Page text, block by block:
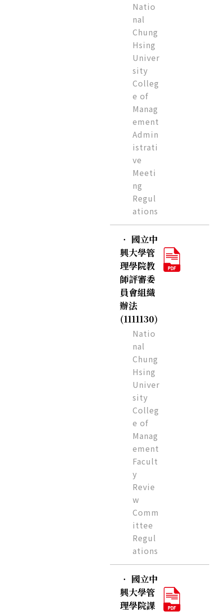
Natio
nal
Chung
Hsing
Univer
sity
Colleg
e of
Manag
ement
Admin
istrati
ve
Meeti
ng
Regul
ations
． 國立中
興大學管
理學院教
師評審委
員會組織
辦法
(1111130)
Natio
nal
Chung
Hsing
Univer
sity
Colleg
e of
Manag
ement
Facult
y
Revie
w
Comm
ittee
Regul
ations
． 國立中
興大學管
理學院課